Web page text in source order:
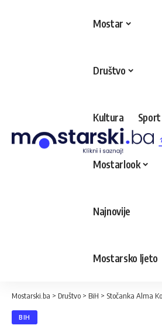
Mostar
Društvo
Kultura Sport
Mostarlook
Najnovije
Mostarsko ljeto
Mostarski.ba > Društvo > BiH > Stočanka Alma
BIH